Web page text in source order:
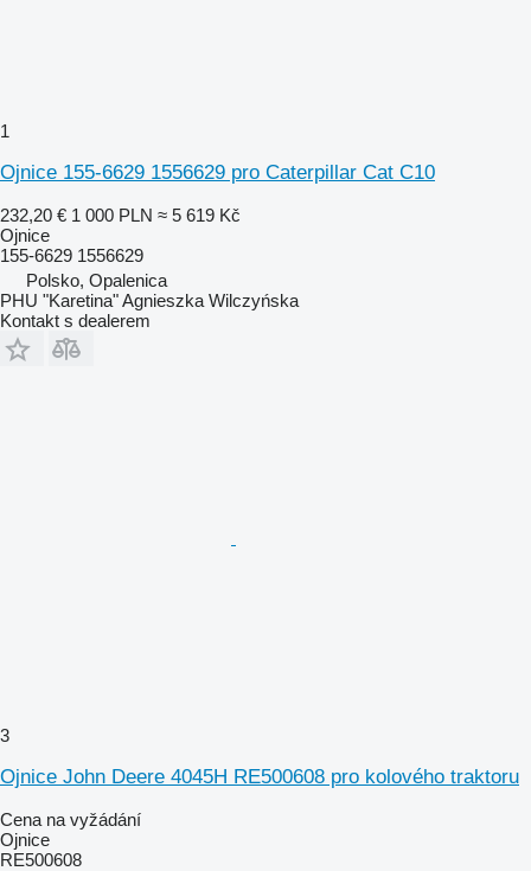
1
Ojnice 155-6629 1556629 pro Caterpillar Cat C10
232,20 € 1 000 PLN ≈ 5 619 Kč
Ojnice
155-6629 1556629
Polsko, Opalenica
PHU "Karetina" Agnieszka Wilczyńska
Kontakt s dealerem
3
Ojnice John Deere 4045H RE500608 pro kolového traktoru
Cena na vyžádání
Ojnice
RE500608